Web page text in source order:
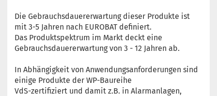
Die Gebrauchsdauererwartung dieser Produkte ist
mit 3-5 Jahren nach EUROBAT definiert.
Das Produktspektrum im Markt deckt eine
Gebrauchsdauererwartung von 3 - 12 Jahren ab.
In Abhängigkeit von Anwendungsanforderungen sind
einige Produkte der WP-Baureihe
VdS-zertifiziert und damit z.B. in Alarmanlagen,